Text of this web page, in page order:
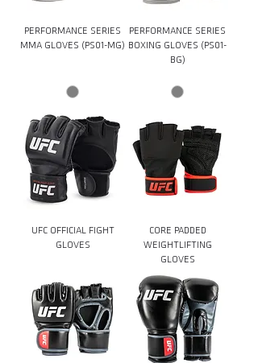
PERFORMANCE SERIES
MMA GLOVES (PS01-MG)
PERFORMANCE SERIES
BOXING GLOVES (PS01-
BG)
UFC OFFICIAL FIGHT
GLOVES
CORE PADDED
WEIGHTLIFTING
GLOVES